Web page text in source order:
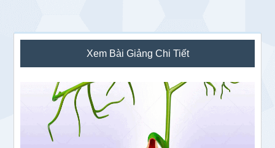
Sidebar
chính
Xem Bài Giảng Chi Tiết